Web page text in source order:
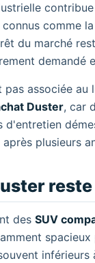
comme
du marché
demandé
pas associée
Duster, car
d'entretien
plusieurs
des SUV